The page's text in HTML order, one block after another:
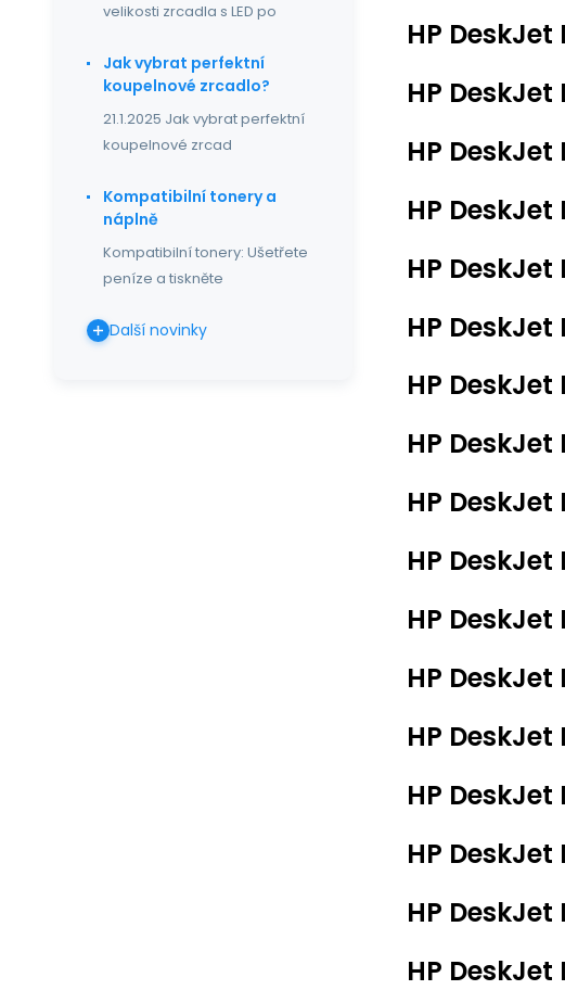
HP DeskJet
HP DeskJet
HP DeskJet
HP DeskJet
HP DeskJet
HP DeskJet
HP DeskJet
HP DeskJet
HP DeskJet
HP DeskJet
HP DeskJet
HP DeskJet
HP DeskJet
HP DeskJet
HP DeskJet
HP DeskJet
HP DeskJet
velikosti zrcadla s LED po
Jak vybrat perfektní
koupelnové zrcadlo?
21.1.2025 Jak vybrat perfektní
koupelnové zrcad
Kompatibilní tonery a
náplně
Kompatibilní tonery: Ušetřete
peníze a tiskněte
Další novinky